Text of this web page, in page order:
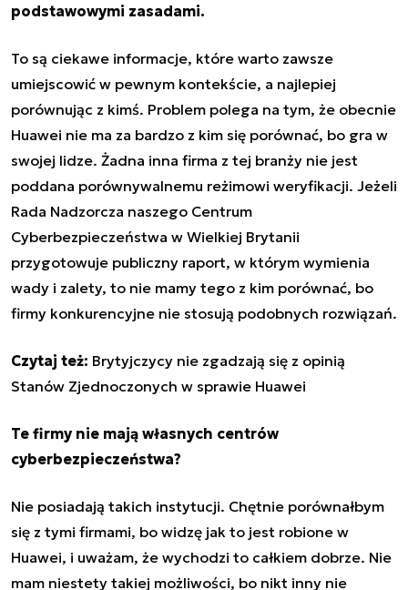
podstawowymi zasadami.
To są ciekawe informacje, które warto zawsze
umiejscowić w pewnym kontekście, a najlepiej
porównując z kimś. Problem polega na tym, że obecnie
Huawei nie ma za bardzo z kim się porównać, bo gra w
swojej lidze. Żadna inna firma z tej branży nie jest
poddana porównywalnemu reżimowi weryfikacji. Jeżeli
Rada Nadzorcza naszego Centrum
Cyberbezpieczeństwa w Wielkiej Brytanii
przygotowuje publiczny raport, w którym wymienia
wady i zalety, to nie mamy tego z kim porównać, bo
firmy konkurencyjne nie stosują podobnych rozwiązań.
Czytaj też: Brytyjczycy nie zgadzają się z opinią
Stanów Zjednoczonych w sprawie Huawei
Te firmy nie mają własnych centrów
cyberbezpieczeństwa?
Nie posiadają takich instytucji. Chętnie porównałbym
się z tymi firmami, bo widzę jak to jest robione w
Huawei, i uważam, że wychodzi to całkiem dobrze. Nie
mam niestety takiej możliwości, bo nikt inny nie